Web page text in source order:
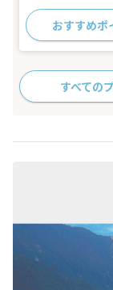
おすすめポ
すべての